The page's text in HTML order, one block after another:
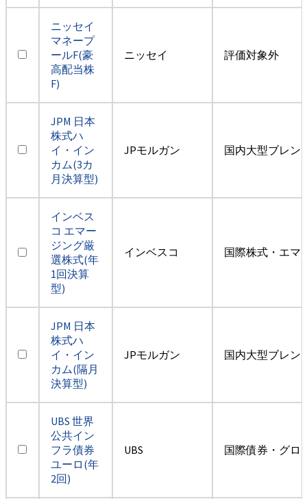
ニッセイ
マネープ
ールF(豪
高配当株
F)
ニッセイ 評価対象外
JPM 日本
株式ハ
イ・イン
カム(3カ
月決算型)
JPモルガン 国内大型ブレン
インベス
コ エマー
ジング厳
選株式(年
1回決算
型)
インベスコ 国際株式・エマ
JPM 日本
株式ハ
イ・イン
カム(隔月
決算型)
JPモルガン 国内大型ブレン
UBS 世界
公共イン
フラ債券
ユーロ(年
2回)
UBS 国際債券・グロ